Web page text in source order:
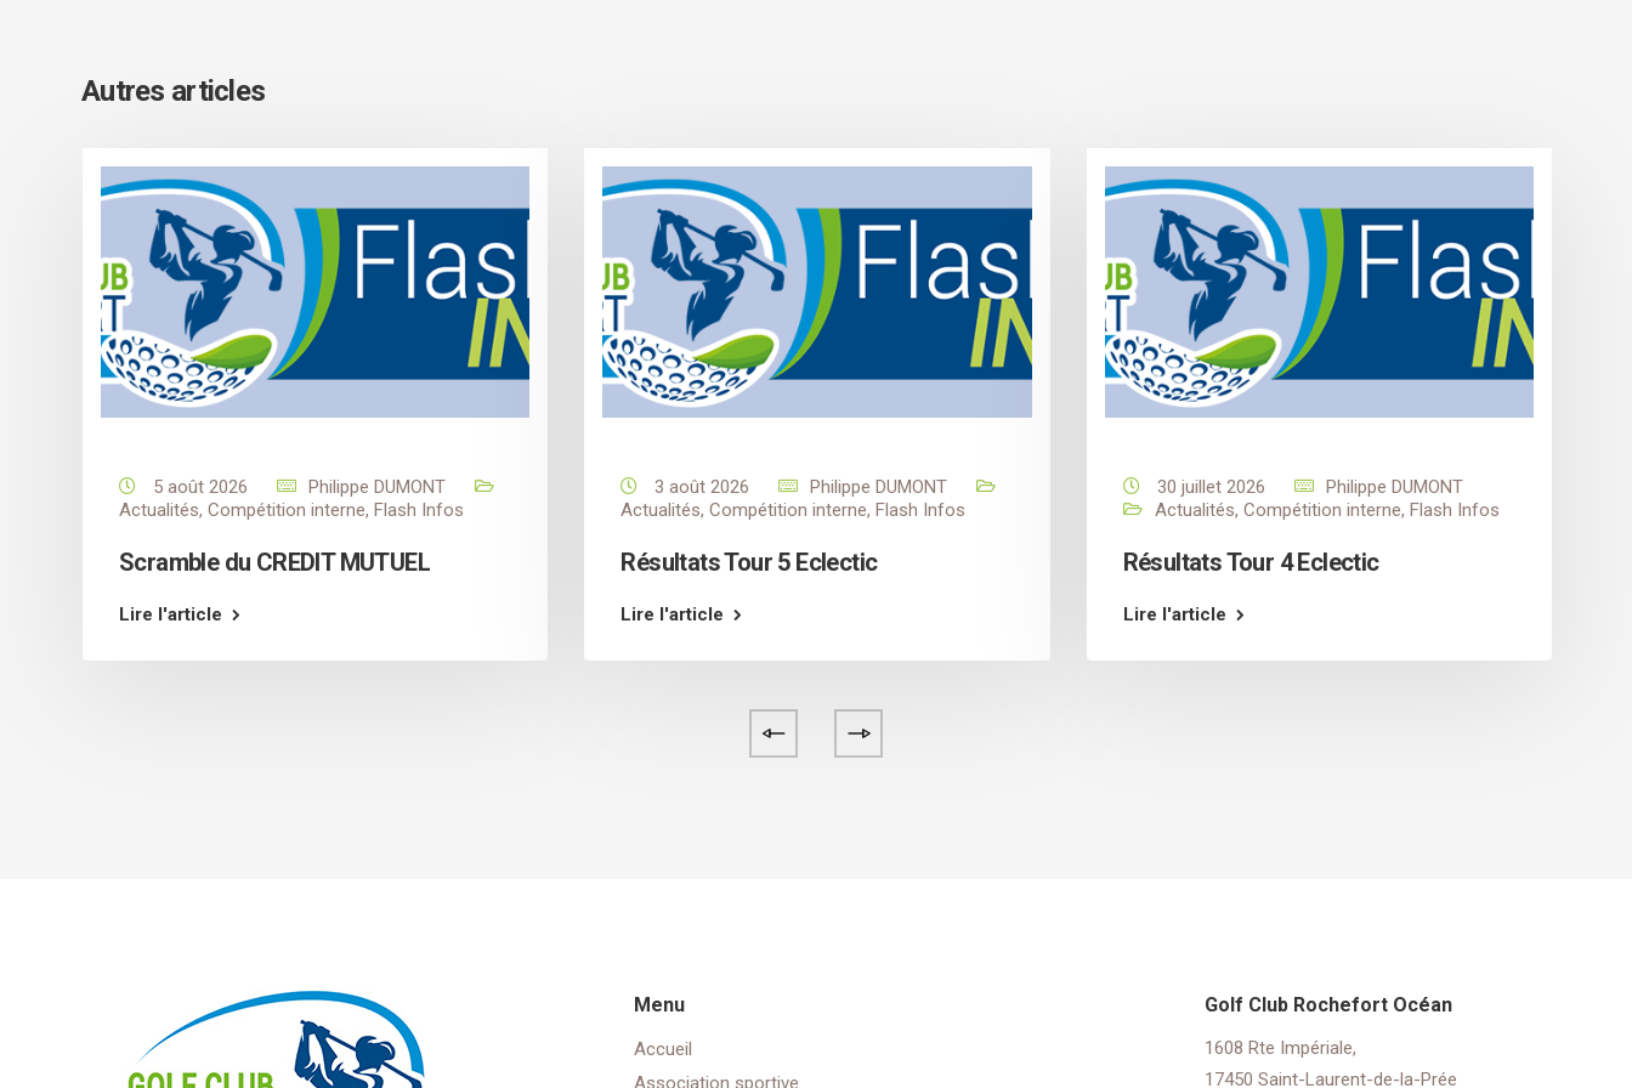
Autres articles
5 août 2026
Philippe DUMONT
Actualités, Compétition interne, Flash Infos
Scramble du CREDIT MUTUEL
Lire l'article
3 août 2026
Philippe DUMONT
Actualités,Compétition interne, Flash Infos
Résultats Tour 5 Eclectic
Lire l'article
30 juillet 2026
Philippe DUMONT
Actualités, Compétition interne, Flash Infos
Résultats Tour 4 Eclectic
Lire l'article
Menu
Accueil
Golf Club Rochefort Océan
1608 Rte Impériale,
17450 Saint-Laurent-de-la-Prée